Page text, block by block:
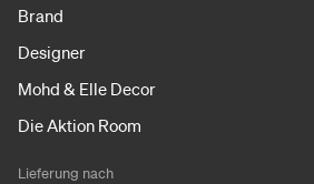
Brand
Designer
Mohd & Elle Decor
Die Aktion Room
Lieferung nach